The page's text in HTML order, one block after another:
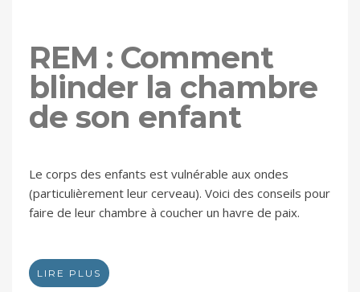
REM : Comment
blinder la chambre
de son enfant
Le corps des enfants est vulnérable aux ondes
(particulièrement leur cerveau). Voici des conseils pour
faire de leur chambre à coucher un havre de paix.
LIRE PLUS